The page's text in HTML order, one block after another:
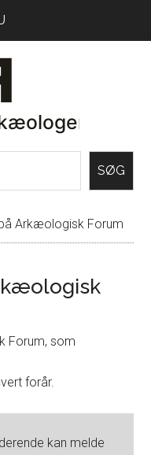
SØG
Arkæologisk Forum
Forum, som
forår.
kan melde